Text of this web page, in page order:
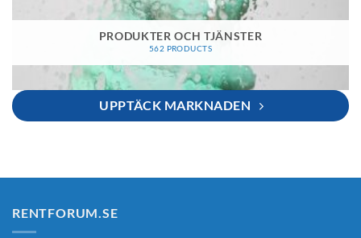
PRODUKTER OCH TJÄNSTER
562 PRODUCTS
UPPTÄCK MARKNADEN
RENTFORUM.SE